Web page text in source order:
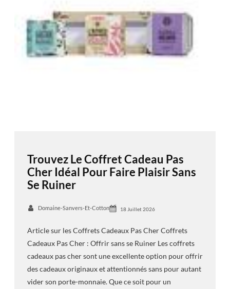
Trouvez Le Coffret Cadeau Pas
Cher Idéal Pour Faire Plaisir Sans
Se Ruiner
Domaine-Sanvers-Et-Cotton 18 Juillet 2026
Article sur les Coffrets Cadeaux Pas Cher Coffrets
Cadeaux Pas Cher : Offrir sans se Ruiner Les coffrets
cadeaux pas cher sont une excellente option pour offrir
des cadeaux originaux et attentionnés sans pour autant
vider son porte-monnaie. Que ce soit pour un